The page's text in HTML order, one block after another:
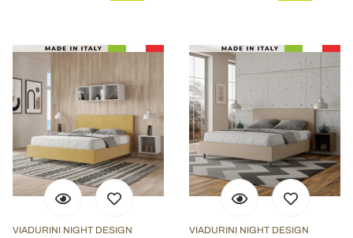
VIADURINI NIGHT DESIGN VIADURINI NIGHT DESIGN